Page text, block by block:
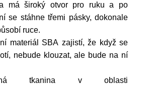
má široký otvor pro ruku a po
se stáhne třemi pásky, dokonale
ruce.
materiál SBA zajistí, že když se
nebude klouzat, ale bude na ní
tkanina v oblasti